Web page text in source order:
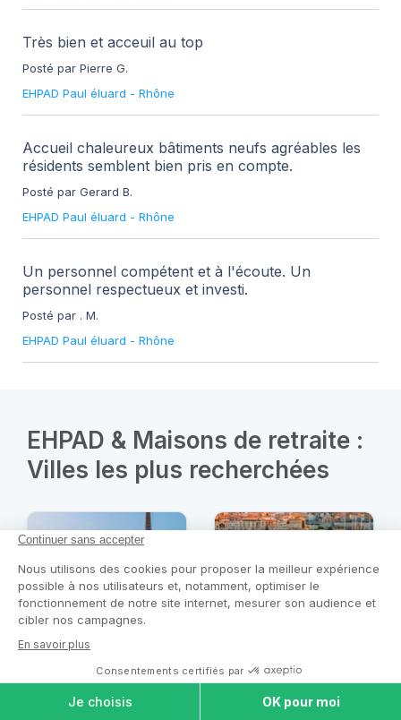
Très bien et acceuil au top
Posté par Pierre G.
EHPAD Paul éluard - Rhône
Accueil chaleureux bâtiments neufs agréables les
résidents semblent bien pris en compte.
Posté par Gerard B.
EHPAD Paul éluard - Rhône
Un personnel compétent et à l'écoute. Un
personnel respectueux et investi.
Posté par . M.
EHPAD Paul éluard - Rhône
EHPAD & Maisons de retraite :
Villes les plus recherchées
EHPAD et Maisons
de retraite à
Marseille